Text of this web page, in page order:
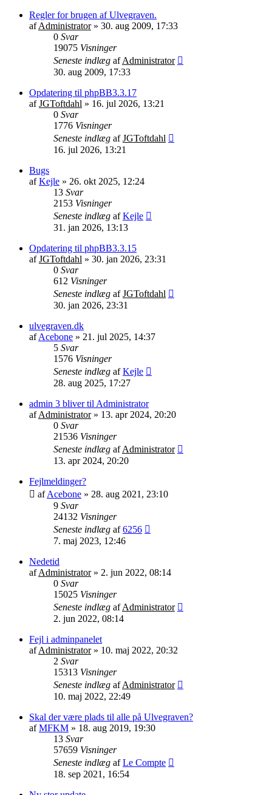
Regler for brugen af Ulvegraven.
afAdministrator» 30. aug 2009, 17:33
0 Svar
19075 Visninger
Seneste indlæg afAdministrator
30. aug 2009, 17:33
Opdatering til phpBB3.3.17
afJGToftdahl » 16. jul 2026, 13:21
0 Svar
1776 Visninger
Seneste indlæg afJGToftdahl
16. jul 2026, 13:21
Bugs
afKejle » 26. okt 2025, 12:24
13 Svar
2153 Visninger
Seneste indlæg afKejle
31. jan 2026, 13:13
Opdatering til phpBB3.3.15
afJGToftdahl » 30. jan 2026, 23:31
0 Svar
612 Visninger
Seneste indlæg afJGToftdahl
30. jan 2026, 23:31
ulvegraven.dk
afAcebone » 21. jul 2025, 14:37
5 Svar
1576 Visninger
Seneste indlæg afKejle
28. aug 2025, 17:27
admin 3 bliver til Administrator
afAdministrator» 13. apr 2024, 20:20
0 Svar
21536 Visninger
Seneste indlæg afAdministrator
13. apr 2024, 20:20
Fejlmeldinger?
afAcebone » 28. aug 2021, 23:10
9 Svar
24132 Visninger
Seneste indlæg af6256
7. maj 2023, 12:46
Nedetid
afAdministrator» 2. jun 2022, 08:14
0 Svar
15025 Visninger
Seneste indlæg afAdministrator
2. jun 2022, 08:14
Fejl i adminpanelet
afAdministrator» 10. maj 2022, 20:32
2 Svar
15313 Visninger
Seneste indlæg afAdministrator
10. maj 2022, 22:49
Skal der være plads til alle på Ulvegraven?
afMFKM » 18. aug 2019, 19:30
13 Svar
57659 Visninger
Seneste indlæg afLe Compte
18. sep 2021, 16:54